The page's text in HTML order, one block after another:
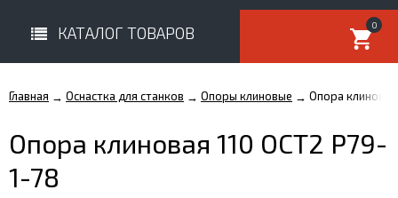
КАТАЛОГ ТОВАРОВ 0
Главная → Оснастка для станков → Опоры клиновые → Опора
Опора клиновая 110 ОСТ2 Р79-
1-78